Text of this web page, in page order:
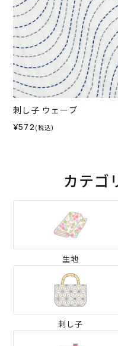
刺し子 ウェーブ
¥572 (税込)
カテゴ
生地
刺し子